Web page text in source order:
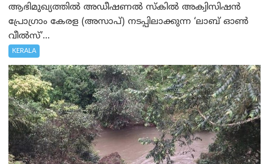
ആഭിമുഖ്യത്തിൽ അഡീഷണൽ സ്കിൽ അക്വിസിഷൻ
പ്രോഗ്രാം കേരള (അസാപ്) നടപ്പിലാക്കുന്ന ‘ലാബ് ഓൺ
വീൽസ്’...
KERALA